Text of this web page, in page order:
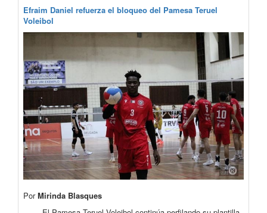
Efraim Daniel refuerza el bloqueo del Pamesa Teruel
Voleibol
PorMirinda Blasques